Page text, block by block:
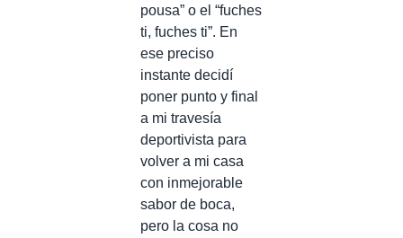
pousa” o el “fuches
ti, fuches ti”. En
ese preciso
instante decidí
poner punto y final
a mi travesía
deportivista para
volver a mi casa
con inmejorable
sabor de boca,
pero la cosa no